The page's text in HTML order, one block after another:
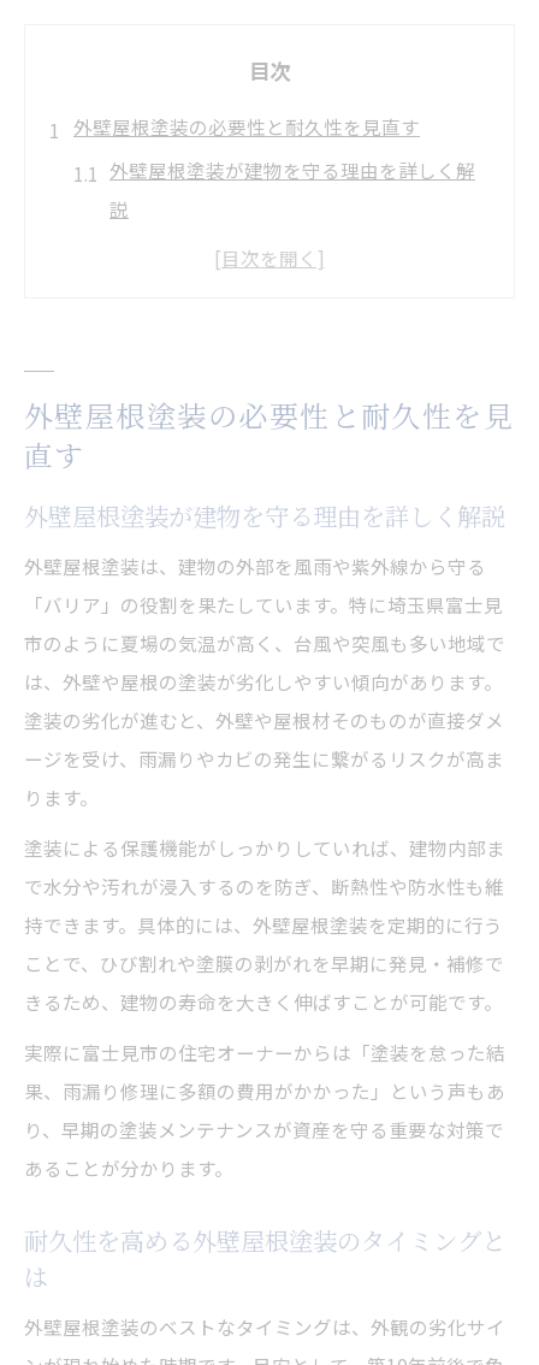
目次
外壁屋根塗装の必要性と耐久性を見直す
外壁屋根塗装が建物を守る理由を詳しく解
説
耐久性を高める外壁屋根塗装のタイミング
外壁屋根塗装で資産価値を維持するポイン
外壁屋根塗装で防ぐ劣化と美観維持の方法
色褪せ対策に効果的な外壁屋根塗装のコツ
外壁屋根塗装の適切なメンテナンス周期と
定期的な外壁屋根塗装がもたらす安心感
安心のために知りたい塗装の効果と理由
外壁屋根塗装の防水・断熱効果を徹底解説
外壁屋根塗装が雨漏り対策に有効な理由
外壁屋根塗装の遮熱効果で快適な住まいへ
美観だけでない外壁屋根塗装の本当の価値
外壁屋根塗装で健康被害を防ぐポイント
補助金制度を利用した賢い塗装の始め方
外壁屋根塗装に使える補助金の種類と特徴
外壁屋根塗装の補助金申請に必要な書類と
説
外壁屋根塗装の必要性と耐久性を見
直す
外壁屋根塗装が建物を守る理由を詳しく解説
外壁屋根塗装は、建物の外部を風雨や紫外線から守る
「バリア」の役割を果たしています。特に埼玉県富士見
市のように夏場の気温が高く、台風や突風も多い地域で
は、外壁や屋根の塗装が劣化しやすい傾向があります。
塗装の劣化が進むと、外壁や屋根材そのものが直接ダメ
ージを受け、雨漏りやカビの発生に繋がるリスクが高ま
ります。
塗装による保護機能がしっかりしていれば、建物内部ま
で水分や汚れが浸入するのを防ぎ、断熱性や防水性も維
持できます。具体的には、外壁屋根塗装を定期的に行う
ことで、ひび割れや塗膜の剥がれを早期に発見・補修で
きるため、建物の寿命を大きく伸ばすことが可能です。
実際に富士見市の住宅オーナーからは「塗装を怠った結
果、雨漏り修理に多額の費用がかかった」という声もあ
り、早期の塗装メンテナンスが資産を守る重要な対策で
あることが分かります。
耐久性を高める外壁屋根塗装のタイミングと
は
外壁屋根塗装のベストなタイミングは、外観の劣化サイ